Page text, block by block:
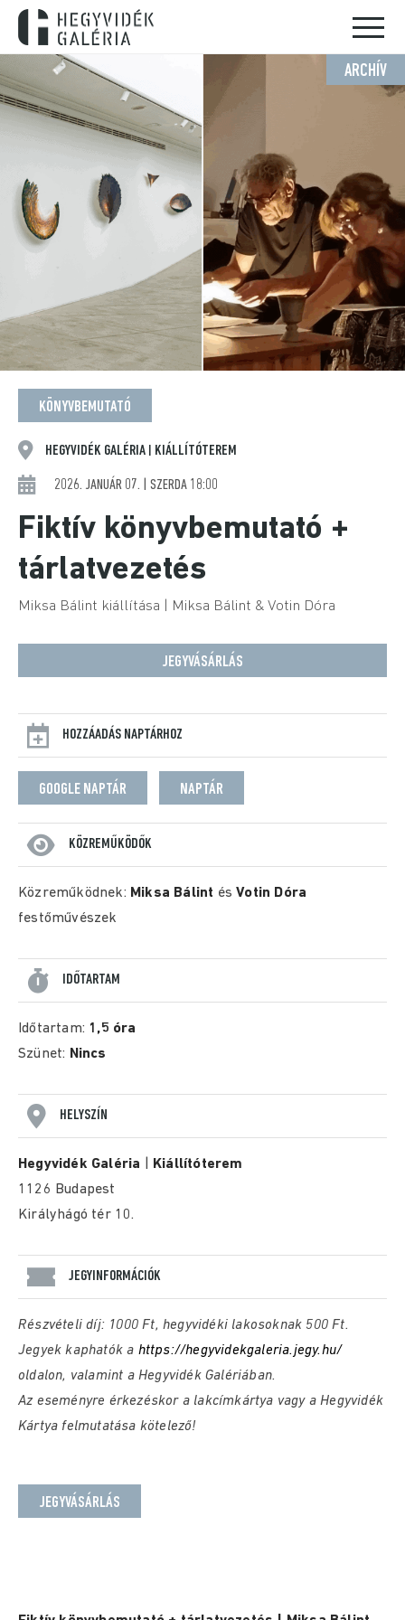
ARCHÍV
KÖNYVBEMUTATÓ
HEGYVIDÉK GALÉRIA KIÁLLÍTÓTEREM
2026. JANUÁR 07. | SZERDA 18:00
Fiktív könyvbemutató +
tárlatvezetés
Miksa Bálint kiállítása | Miksa Bálint & Votin Dóra
JEGYVÁSÁRLÁS
HOZZÁADÁS NAPTÁRHOZ
GOOGLE NAPTÁR NAPTÁR
KÖZREMŰKÖDŐK
Közreműködnek: Miksa Bálint ésVotin Dóra
festőművészek
IDŐTARTAM
Időtartam: 1,5 óra
Szünet: Nincs
HELYSZÍN
Hegyvidék Galéria
Kiállítóterem
1126 Budapest
Királyhágó tér 10.
JEGYINFORMÁCIÓK
Részvételi díj: 1000 Ft, hegyvidéki lakosoknak 500 Ft.
Jegyek kaphatók a https://hegyvidekgaleria.jegy.hu/
oldalon, valamint a Hegyvidék Galériában.
Az eseményre érkezéskor a lakcímkártya vagy a Hegyvidék
Kártya felmutatása kötelező!
JEGYVÁSÁRLÁS